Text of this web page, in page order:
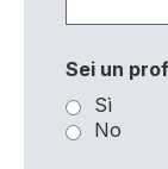
Sei un
Sì
No